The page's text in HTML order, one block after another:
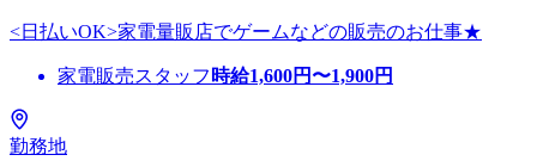
<日払いOK>家電量販店でゲームなどの販売のお仕事★
家電販売スタッフ 時給1,600円〜1,900円
勤務地